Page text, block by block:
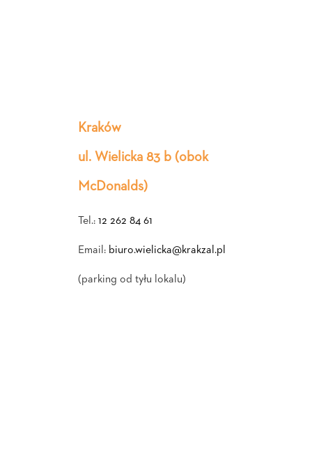
Kraków
ul. Wielicka 83 b (obok
McDonalds)
Tel.: 12 262 84 61
Email: biuro.wielicka@krakzal.pl
(parking od tyłu lokalu)